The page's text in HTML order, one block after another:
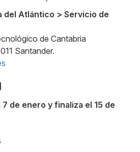
del Atlántico > Servicio de
de Cantabria
Santander.
7 de enero y finaliza el 15 de